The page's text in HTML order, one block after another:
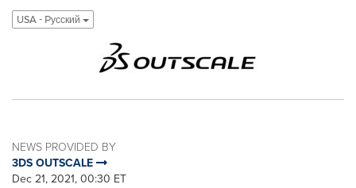
USA - Pусский
NEWS PROVIDED BY
3DS OUTSCALE
Dec 21, 2021, 00:30 ET